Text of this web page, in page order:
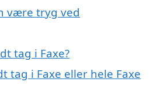
være tryg ved
tag i Faxe?
tag i Faxe eller hele Faxe